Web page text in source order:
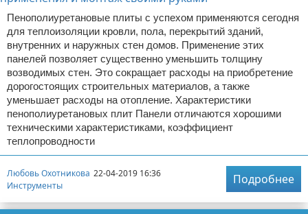
Пенополиуретановые плиты с успехом применяются сегодня
для теплоизоляции кровли, пола, перекрытий зданий,
внутренних и наружных стен домов. Применение этих
панелей позволяет существенно уменьшить толщину
возводимых стен. Это сокращает расходы на приобретение
дорогостоящих строительных материалов, а также
уменьшает расходы на отопление. Характеристики
пенополиуретановых плит Панели отличаются хорошими
техническими характеристиками, коэффициент
теплопроводности
Любовь Охотникова 22-04-2019 16:36
Инструменты
Подробнее